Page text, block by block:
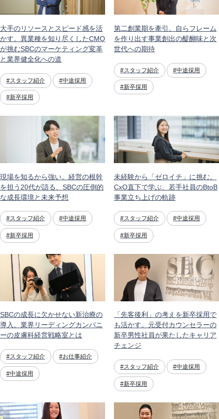
大手のリソースとスピード感を活
かす。異業種を知り尽くしたCMO
が挑むSBCのマーケティング変革
と業界健全化への道
#スタッフ紹介 #中途採用
#新卒採用
第二創業期を牽引。自らフレーム
を作り出す事業創出の醍醐味と次
世代への期待
#スタッフ紹介 #中途採用
#新卒採用
現場を知るから強い。経営の根幹
を担う20代が語る、SBCの圧倒的
な成長環境と未来予想
#スタッフ紹介 #中途採用
#新卒採用
未経験から「ゼロイチ」に挑む。
CxO直下で学ぶ、若手社員のBtoB
事業立ち上げの軌跡
#スタッフ紹介 #中途採用
#新卒採用
SBCの成長に欠かせない新治療の
導入。業界リーディングカンパニ
ーの皮膚科経営戦略室とは
#スタッフ紹介 #お仕事紹介
#中途採用
「先客後利」の考えを新卒採用で
も活かす。元受付カウンセラーの
新卒男性社員が果たしたキャリア
チェンジ
#スタッフ紹介 #中途採用
#新卒採用